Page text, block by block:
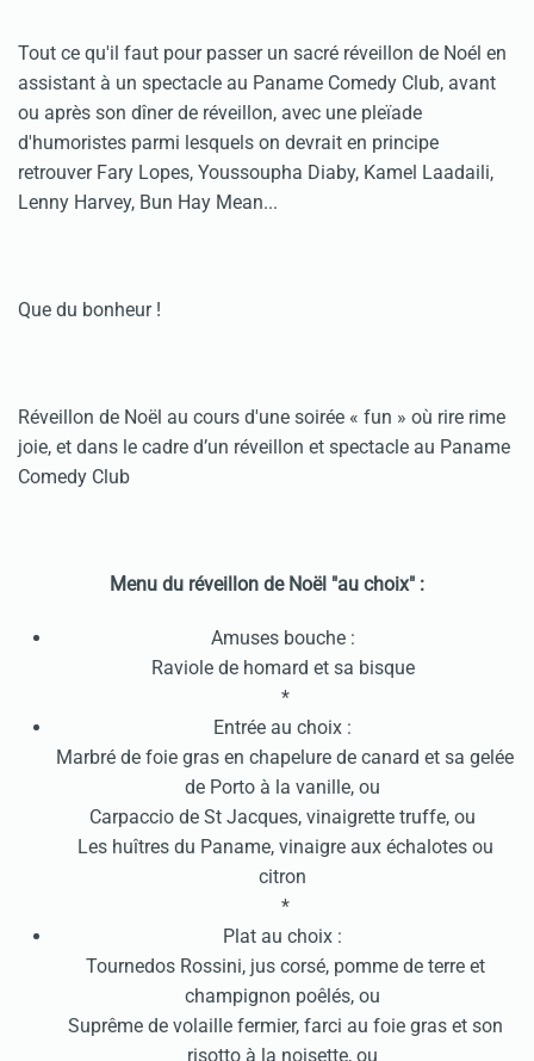
Tout ce qu'il faut pour passer un sacré réveillon de Noél en
assistant à un spectacle au Paname Comedy Club, avant
ou après son dîner de réveillon, avec une pleïade
d'humoristes parmi lesquels on devrait en principe
retrouver Fary Lopes, Youssoupha Diaby, Kamel Laadaili,
Lenny Harvey, Bun Hay Mean...
Que du bonheur !
Réveillon de Noël au cours d'une soirée « fun » où rire rime
joie, et dans le cadre d’un réveillon et spectacle au Paname
Comedy Club
Menu du réveillon de Noël "au choix" :
Amuses bouche :
Raviole de homard et sa bisque
*
Entrée au choix :
Marbré de foie gras en chapelure de canard et sa gelée
de Porto à la vanille, ou
Carpaccio de St Jacques, vinaigrette truffe, ou
Les huîtres du Paname, vinaigre aux échalotes ou
citron
*
Plat au choix :
Tournedos Rossini, jus corsé, pomme de terre et
champignon poêlés, ou
Suprême de volaille fermier, farci au foie gras et son
risotto à la noisette, ou